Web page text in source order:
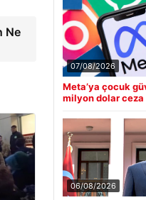
Ne
07/08/2026
Meta’ya çocuk
milyon dolar ceza
06/08/2026